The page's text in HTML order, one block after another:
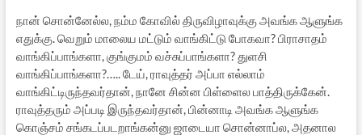
நான் சொன்னேல்ல, நம்ம கோவில் திருவிழாவுக்கு அவங்க ஆளுங்க
எதுக்கு. வெறும் மாலைய மட்டும் வாங்கிட்டு போகவா? பிராசாதம்
வாங்கிப்பாங்களா, குங்குமம் வச்சுப்பாங்களா? துளசி
வாங்கிப்பாங்களா?….. டேய், ராவுத்தர் அப்பா எல்லாம்
வாங்கிட்டிருந்தவர்தான், நானே சின்ன பிள்ளைல பாத்திருக்கேன்.
ராவுத்தரும் அப்படி இருந்தவர்தான், பின்னாடி அவங்க ஆளுங்க
கொஞ்சம் சங்கடப்படறாங்கன்னு ஜாடையா சொன்னாப்ல, அதனால